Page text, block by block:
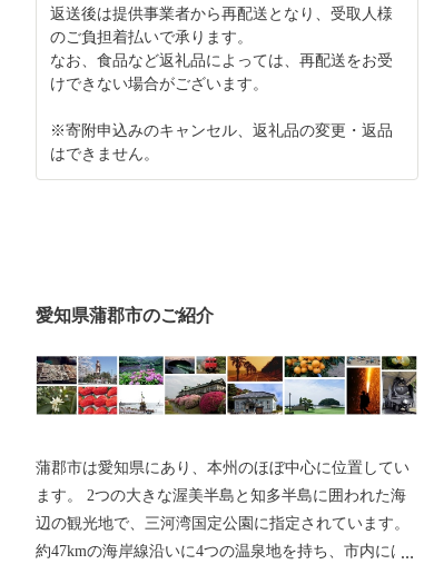
返送後は提供事業者から再配送となり、受取人様
のご負担着払いで承ります。
なお、食品など返礼品によっては、再配送をお受
けできない場合がございます。
※寄附申込みのキャンセル、返礼品の変更・返品
はできません。
愛知県蒲郡市のご紹介
蒲郡市は愛知県にあり、本州のほぼ中心に位置してい
ます。 2つの大きな渥美半島と知多半島に囲われた海
辺の観光地で、三河湾国定公園に指定されています。
約47kmの海岸線沿いに4つの温泉地を持ち、市内には